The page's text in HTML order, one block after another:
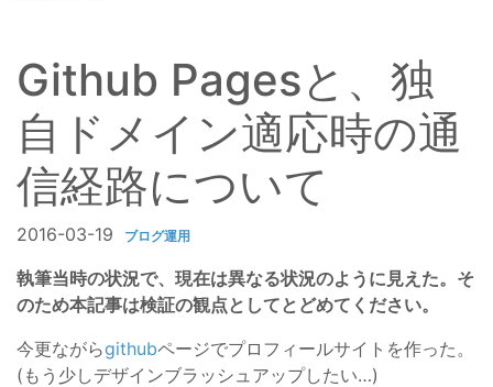
Github Pagesと、独
自ドメイン適応時の通
信経路について
2016-03-19 ブログ運用
執筆当時の状況で、現在は異なる状況のように見えた。そ
のため本記事は検証の観点としてとどめてください。
今更ながらgithubページでプロフィールサイトを作った。
(もう少しデザインブラッシュアップしたい…)